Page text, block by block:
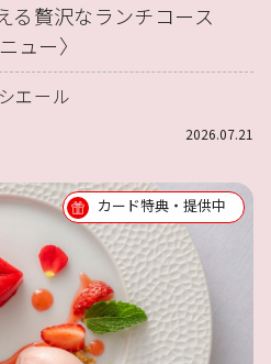
る贅沢なランチコース
ュー〉
エール
2026.07.21
カード特典・提供中